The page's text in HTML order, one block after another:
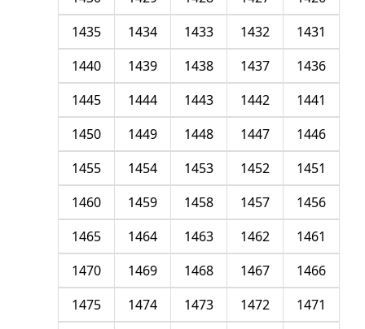
1431
1432
1433
1434
1435
1436
1437
1438
1439
1440
1441
1442
1443
1444
1445
1446
1447
1448
1449
1450
1451
1452
1453
1454
1455
1456
1457
1458
1459
1460
1461
1462
1463
1464
1465
1466
1467
1468
1469
1470
1471
1472
1473
1474
1475